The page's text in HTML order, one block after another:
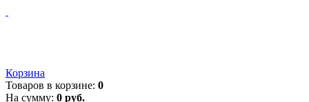
Корзина
Товаров в корзине: 0
На сумму: 0 руб.